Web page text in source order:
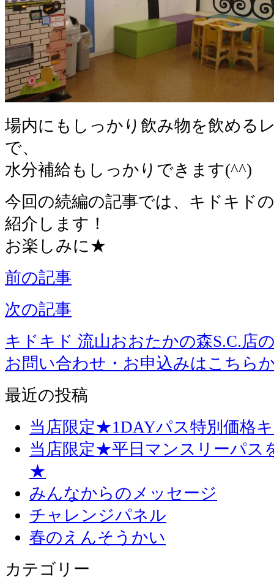
場内にもしっかり飲み物を飲める
で、
水分補給もしっかりできます(^^)
今回の続編の記事では、キドキド
紹介します！
お楽しみに★
前の記事
次の記事
キドキド 流山おおたかの森S.C.店
お問い合わせ・お申込みはこちら
最近の投稿
当店限定★1DAYパス特別価格
当店限定★平日マンスリーパス
★
みんなからのメッセージ
チャレンジパネル
春のえんそうかい
カテゴリー